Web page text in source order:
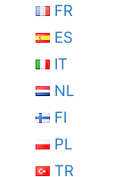
FR
ES
IT
NL
FI
PL
TR